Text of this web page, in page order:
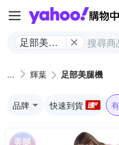
足部美腿
輝葉 足部美腿機
品牌 快速到貨